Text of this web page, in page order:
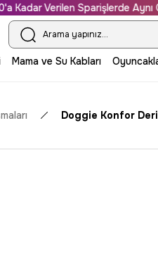
Verilen Sparişlerde Aynı
Mama ve Su Kabları
Doggie Konfor